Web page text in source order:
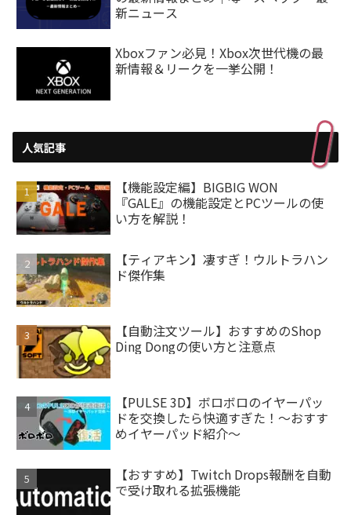
新ニュース
Xboxファン必見！Xbox次世代機の最
新情報＆リークを一挙公開！
人気記事
【機能設定編】BIGBIG WON
『GALE』の機能設定とPCツールの使
い方を解説！
【ティアキン】凄すぎ！ウルトラハン
ド傑作集
【自動注文ツール】おすすめのShop
Ding Dongの使い方と注意点
【PULSE 3D】ボロボロのイヤーパッ
ドを交換したら快適すぎた！～おすす
めイヤーパッド紹介～
【おすすめ】Twitch Drops報酬を自動
で受け取れる拡張機能